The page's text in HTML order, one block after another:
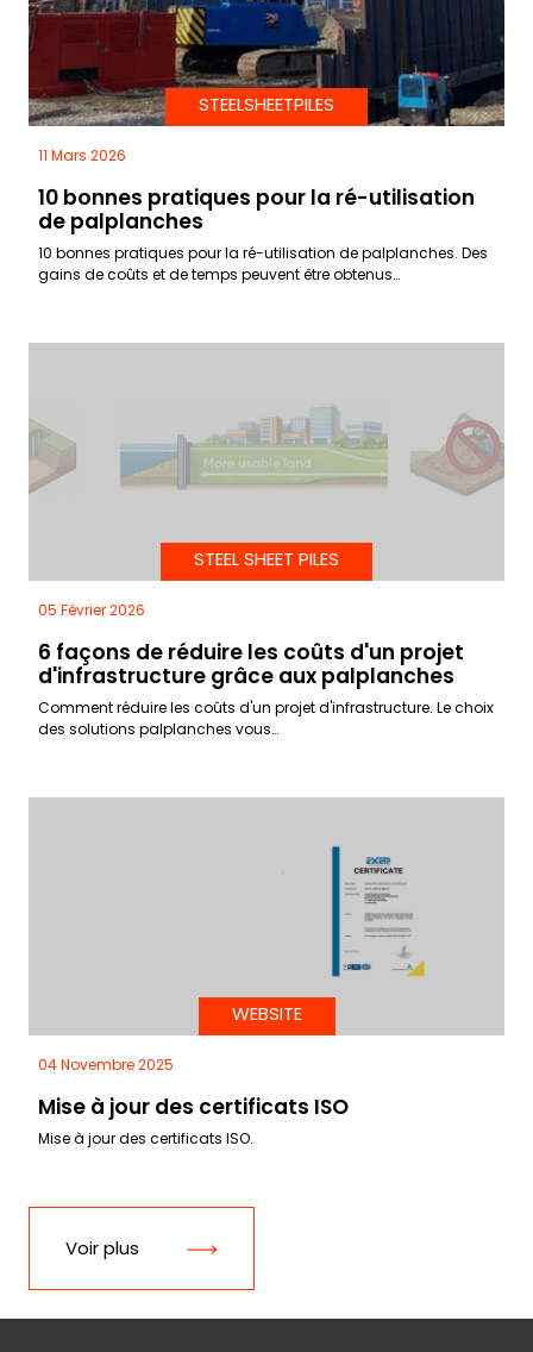
STEELSHEETPILES
11 Mars 2026
10 bonnes pratiques pour la ré-utilisation
de palplanches
10 bonnes pratiques pour la ré-utilisation de palplanches. Des
gains de coûts et de temps peuvent être obtenus…
STEEL SHEET PILES
05 Février 2026
6 façons de réduire les coûts d'un projet
d'infrastructure grâce aux palplanches
Comment réduire les coûts d'un projet d'infrastructure. Le choix
des solutions palplanches vous…
WEBSITE
04 Novembre 2025
Mise à jour des certificats ISO
Mise à jour des certificats ISO.
Voir plus